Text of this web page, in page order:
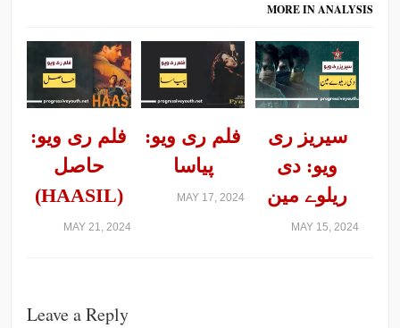
MORE IN ANALYSIS
فلم ری ویو:
حاصل
(HAASIL)
MAY 21, 2024
فلم ری ویو:
پیاسا
MAY 17, 2024
سیریز ری
ویو: دی
ریلوے مین
MAY 15, 2024
Leave a Reply